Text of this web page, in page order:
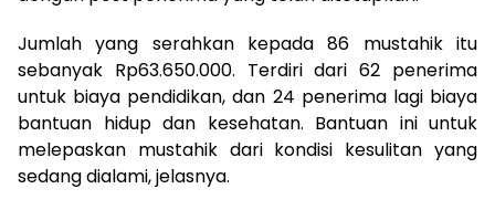
Jumlah yang serahkan kepada 86 mustahik itu
sebanyak Rp63.650.000. Terdiri dari 62 penerima
untuk biaya pendidikan, dan 24 penerima lagi biaya
bantuan hidup dan kesehatan. Bantuan ini untuk
melepaskan mustahik dari kondisi kesulitan yang
sedang dialami, jelasnya.